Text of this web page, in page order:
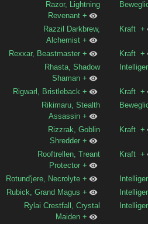
Razor, Lightning
Revenant +
Razzil Darkbrew,
Alchemist +
Kraft +
Rexxar, Beastmaster + Kraft +
Rhasta, Shadow
Shaman +
Rigwarl, Bristleback + Kraft +
Rikimaru, Stealth
Assassin +
Rizzrak, Goblin
Shredder +
Kraft +
Rooftrellen, Treant
Protector +
Kraft +
Rotund'jere, Necrolyte +
Rubick, Grand Magus +
Rylai Crestfall, Crystal
Maiden +